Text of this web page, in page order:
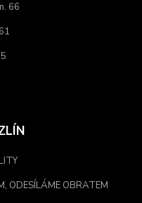
66
ODESÍLÁME OBRATEM